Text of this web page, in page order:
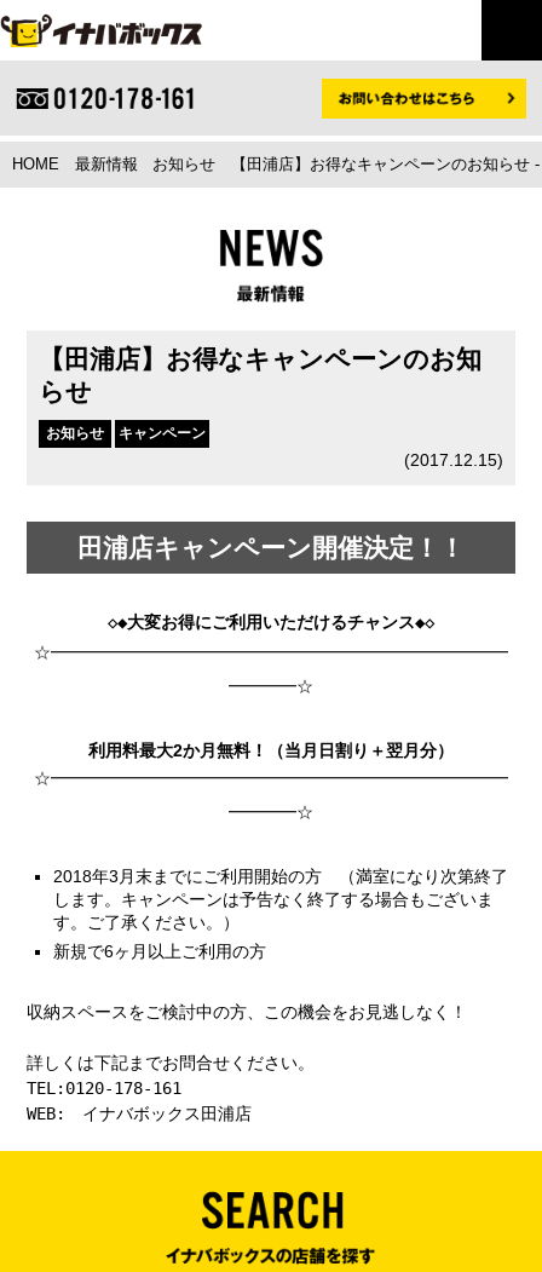
HOME 最新情報 お知らせ 【田浦店】お得なキャンペーンのお知ら
【田浦店】お得なキャンペーンのお知
らせ
お知らせ キャンペーン
(2017.12.15)
田浦店キャンペーン開催決定！！
◇◆大変お得にご利用いただけるチャンス◆◇
☆━━━━━━━━━━━━━━━━━━━━━━━━━━━
━━━━☆
利用料最大2か月無料！（当月日割り＋翌月分）
☆━━━━━━━━━━━━━━━━━━━━━━━━━━━
━━━━☆
2018年3月末までにご利用開始の方 （満室になり次第終了
します。キャンペーンは予告なく終了する場合もございま
す。ご了承ください。）
新規で6ヶ月以上ご利用の方
収納スペースをご検討中の方、この機会をお見逃しなく！
詳しくは下記までお問合せください。
TEL:0120-178-161
WEB: イナバボックス田浦店